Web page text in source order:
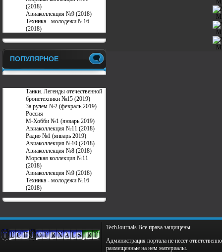
(2018)
Авиаколлекция №9 (2018)
Техника - молодежи №16
(2018)
ПОПУЛЯРНОЕ
Танки. Легенды отечественной
бронетехники №15 (2019)
За рулем №2 (февраль 2019)
Россия
М-Хобби №1 (январь 2019)
Авиаколлекция №11 (2018)
Радио №1 (январь 2019)
Авиаколлекция №10 (2018)
Авиаколлекция №8 (2018)
Морская коллекция №11
(2018)
Авиаколлекция №9 (2018)
Техника - молодежи №16
(2018)
TechJournals Все права защищены.
Администрация портала не несет
размещенные на нем материалы.